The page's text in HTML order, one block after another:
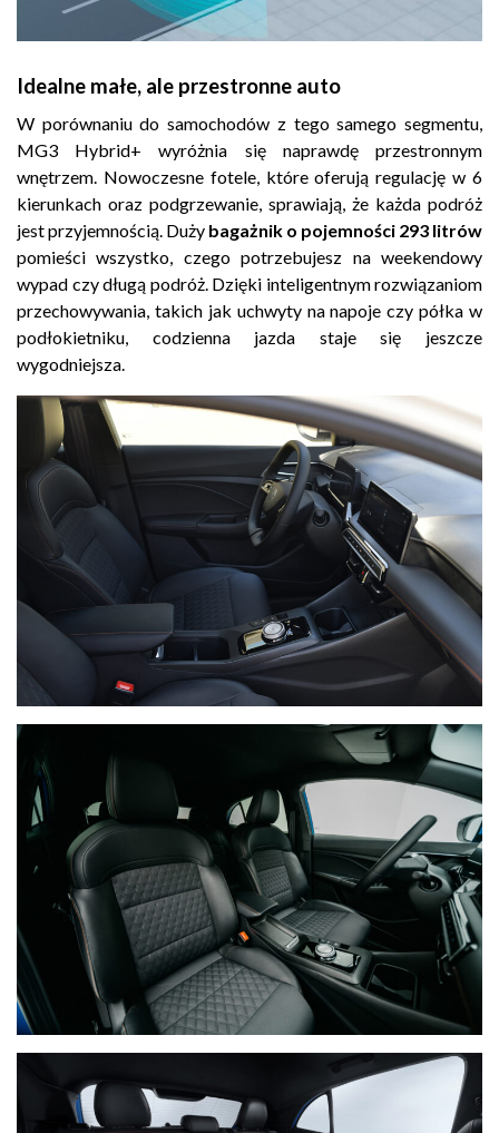
Idealne małe, ale przestronne auto
W porównaniu do samochodów z tego samego segmentu,
MG3 Hybrid+ wyróżnia się naprawdę przestronnym
wnętrzem. Nowoczesne fotele, które oferują regulację w 6
kierunkach oraz podgrzewanie, sprawiają, że każda podróż
jest przyjemnością. Duży bagażnik o pojemności 293 litrów
pomieści wszystko, czego potrzebujesz na weekendowy
wypad czy długą podróż. Dzięki inteligentnym rozwiązaniom
przechowywania, takich jak uchwyty na napoje czy półka w
podłokietniku, codzienna jazda staje się jeszcze
wygodniejsza.